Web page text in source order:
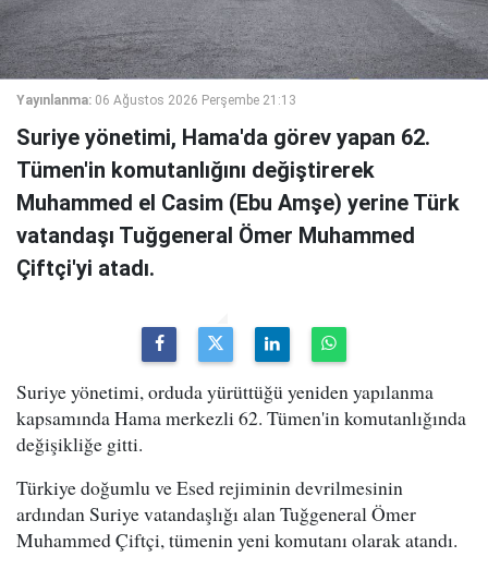
Yayınlanma: 06 Ağustos 2026 Perşembe 21:13
Suriye yönetimi, Hama'da görev yapan 62.
Tümen'in komutanlığını değiştirerek
Muhammed el Casim (Ebu Amşe) yerine Türk
vatandaşı Tuğgeneral Ömer Muhammed
Çiftçi'yi atadı.
Suriye yönetimi, orduda yürüttüğü yeniden yapılanma
kapsamında Hama merkezli 62. Tümen'in komutanlığında
değişikliğe gitti.
Türkiye doğumlu ve Esed rejiminin devrilmesinin
ardından Suriye vatandaşlığı alan Tuğgeneral Ömer
Muhammed Çiftçi, tümenin yeni komutanı olarak atandı.